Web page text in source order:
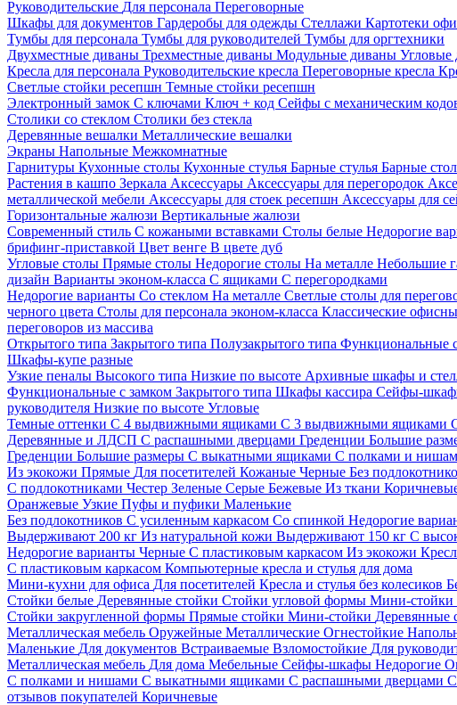
Руководительские Для персонала Переговорные
Шкафы для документов Гардеробы для одежды Стеллажи Картотеки
Тумбы для персонала Тумбы для руководителей Тумбы для оргтехники
Двухместные диваны Трехместные диваны Модульные диваны Угловые
Кресла для персонала Руководительские кресла Переговорные кресла
Светлые стойки ресепшн Темные стойки ресепшн
Электронный замок С ключами Ключ + код Сейфы с механическим
Столики со стеклом Столики без стекла
Деревянные вешалки Металлические вешалки
Экраны Напольные Межкомнатные
Гарнитуры Кухонные столы Кухонные стулья Барные стулья Барные
Растения в кашпо Зеркала Аксессуары Аксессуары для перегородок
металлической мебели Аксессуары для стоек ресепшн Аксессуары для
Горизонтальные жалюзи Вертикальные жалюзи
Современный стиль С кожаными вставками Столы белые Недорогие
брифинг-приставкой Цвет венге В цвете дуб
Угловые столы Прямые столы Недорогие столы На металле Небольшие
дизайн Варианты эконом-класса С ящиками С перегородками
Недорогие варианты Со стеклом На металле Светлые столы для
черного цвета Столы для персонала эконом-класса Классические
переговоров из массива
Открытого типа Закрытого типа Полузакрытого типа Функциональные
Шкафы-купе разные
Узкие пеналы Высокого типа Низкие по высоте Архивные шкафы и
Функциональные с замком Закрытого типа Шкафы кассира Сейфы-
руководителя Низкие по высоте Угловые
Темные оттенки С 4 выдвижными ящиками С 3 выдвижными ящиками
Деревянные и ЛДСП С распашными дверцами Греденции Большие
Греденции Большие размеры С выкатными ящиками С полками и
Из экокожи Прямые Для посетителей Кожаные Черные Без
С подлокотниками Честер Зеленые Серые Бежевые Из ткани
Оранжевые Узкие Пуфы и пуфики Маленькие
Без подлокотников С усиленным каркасом Со спинкой Недорогие
Выдерживают 200 кг Из натуральной кожи Выдерживают 150 кг С
Недорогие варианты Черные С пластиковым каркасом Из экокожи
С пластиковым каркасом Компьютерные кресла и стулья для дома
Мини-кухни для офиса Для посетителей Кресла и стулья без колесиков
Стойки белые Деревянные стойки Стойки угловой формы Мини-стойки
Стойки закругленной формы Прямые стойки Мини-стойки Деревянные
Металлическая мебель Оружейные Металлические Огнестойкие
Маленькие Для документов Встраиваемые Взломостойкие Для
Металлическая мебель Для дома Мебельные Сейфы-шкафы Недорогие
С полками и нишами С выкатными ящиками С распашными дверцами
отзывов покупателей Коричневые